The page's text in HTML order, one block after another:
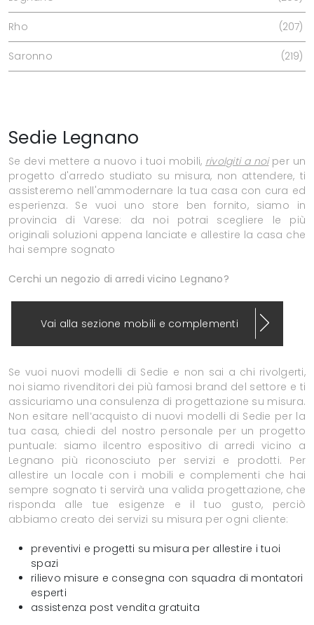
Rho 207
Saronno 219
Sedie Legnano
Se devi mettere a nuovo i tuoi mobili, rivolgiti a noiper un
progetto d'arredo studiato su misura, non attendere, ti
assisteremo nell'ammodernare la tua casa con cura ed
esperienza. Se vuoi uno store ben fornito, siamo in
provincia di Varese: da noi potrai scegliere le più
originali soluzioni appena lanciate e allestire la casa che
hai sempre sognato
Cerchi un negozio di arredi vicino Legnano?
Vai alla sezione mobili e complementi
Se vuoi nuovi modelli di Sedie e non sai a chi rivolgerti,
noi siamo rivenditori dei più famosi brand del settore e ti
assicuriamo una consulenza di progettazione su misura.
Non esitare nell’acquisto di nuovi modelli di Sedie per la
tua casa, chiedi del nostro personale per un progetto
puntuale: siamo ilcentro espositivo di arredi vicino a
Legnano più riconosciuto per servizi e prodotti. Per
allestire un locale con i mobili e complementi che hai
sempre sognato ti servirà una valida progettazione, che
risponda alle tue esigenze e il tuo gusto, perciò
abbiamo creato dei servizi su misura per ogni cliente:
preventivi e progetti su misura per allestire i tuoi
spazi
rilievo misure e consegna con squadra di montatori
esperti
assistenza post vendita gratuita